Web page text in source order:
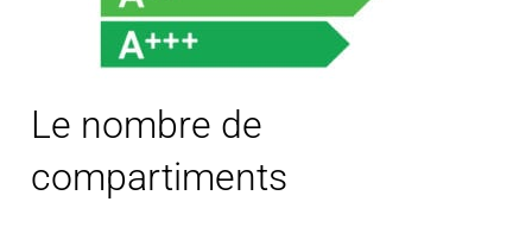
Le nombre de
compartiments